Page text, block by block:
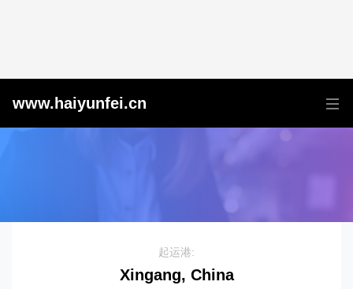
www.haiyunfei.cn
起运港:
Xingang, China